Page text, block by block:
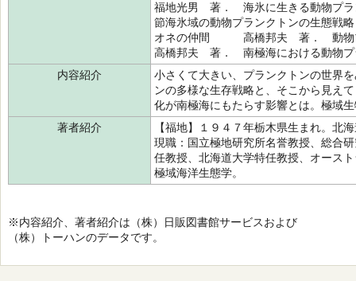
福地光男 著． 海氷に生きる動物
節海氷域の動物プランクトンの生
オネの仲間 高橋邦夫 著． 動物
高橋邦夫 著． 南極海における動
内容紹介
小さくて大きい、プランクトンの世界
ンの多様な生存戦略と、そこから見え
化が南極海にもたらす影響とは。極域
著者紹介
【福地】１９４７年栃木県生まれ。北
現職：国立極地研究所名誉教授、総合
任教授、北海道大学特任教授、オース
極域海洋生態学。
※内容紹介、著者紹介は（株）日販図書館サービスおよび
（株）トーハンのデータです。